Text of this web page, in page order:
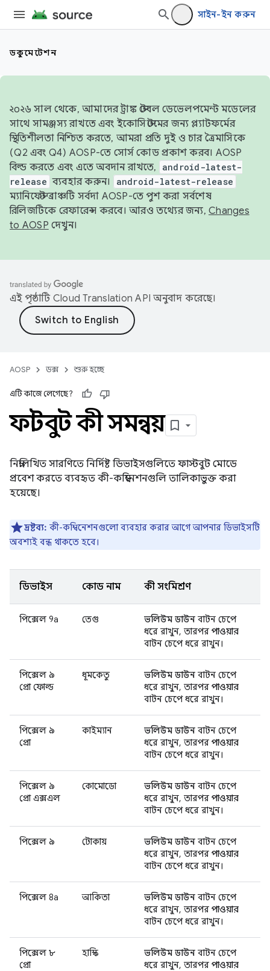
সাইন-ইন করুন
ডকুমেন্টেশন
২০২৬ সাল থেকে, আমাদের ট্রাঙ্ক স্টেবল ডেভেলপমেন্ট মডেলের
সাথে সামঞ্জস্য রাখতে এবং ইকোসিস্টেমের জন্য প্ল্যাটফর্মের
স্থিতিশীলতা নিশ্চিত করতে, আমরা প্রতি দুই ও চার ত্রৈমাসিকে
(Q2 এবং Q4) AOSP-তে সোর্স কোড প্রকাশ করব। AOSP
বিল্ড করতে এবং এতে অবদান রাখতে,
android-latest-
release ব্যবহার করুন। android-latest-release
ম্যানিফেস্ট ব্রাঞ্চটি সর্বদা AOSP-তে পুশ করা সর্বশেষ
রিলিজটিকে রেফারেন্স করবে। আরও তথ্যের জন্য, Changes
to AOSP দেখুন।
এই পৃষ্ঠাটি Cloud Translation API অনুবাদ করেছে।
AOSP ডক্স শুরু হচ্ছে
এটি কাজে লেগেছে?
ফাস্টবুট কী সমন্বয়
নিম্নলিখিত সারণিতে নির্দিষ্ট ডিভাইসগুলিতে ফাস্টবুট মোডে
প্রবেশ করতে ব্যবহৃত কী-কম্বিনেশনগুলি তালিকাভুক্ত করা
হয়েছে।
দ্রষ্টব্য: কী-কম্বিনেশনগুলো ব্যবহার করার আগে আপনার ডিভাইসটি
অবশ্যই বন্ধ থাকতে হবে।
ডিভাইস কোড নাম কী সংমিশ্রণ
পিক্সেল 9a তেগু ভলিউম ডাউন বাটন চেপে
ধরে রাখুন, তারপর পাওয়ার
বাটন চেপে ধরে রাখুন।
পিক্সেল ৯
প্রো ফোল্ড
ধূমকেতু ভলিউম ডাউন বাটন চেপে
ধরে রাখুন, তারপর পাওয়ার
বাটন চেপে ধরে রাখুন।
পিক্সেল ৯
প্রো
কাইম্যান ভলিউম ডাউন বাটন চেপে
ধরে রাখুন, তারপর পাওয়ার
বাটন চেপে ধরে রাখুন।
পিক্সেল ৯
প্রো এক্সএল
কোমোডো ভলিউম ডাউন বাটন চেপে
ধরে রাখুন, তারপর পাওয়ার
বাটন চেপে ধরে রাখুন।
পিক্সেল ৯ টোকায় ভলিউম ডাউন বাটন চেপে
ধরে রাখুন, তারপর পাওয়ার
বাটন চেপে ধরে রাখুন।
পিক্সেল 8a আকিতা ভলিউম ডাউন বাটন চেপে
ধরে রাখুন, তারপর পাওয়ার
বাটন চেপে ধরে রাখুন।
পিক্সেল ৮
প্রো
হাস্কি ভলিউম ডাউন বাটন চেপে
ধরে রাখুন, তারপর পাওয়ার